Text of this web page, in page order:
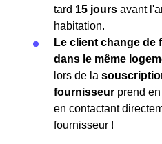
tard 15 jours avant
habitation.
Le client change de
dans le même
lors de la
fournisseur prend
en contactant
fournisseur !